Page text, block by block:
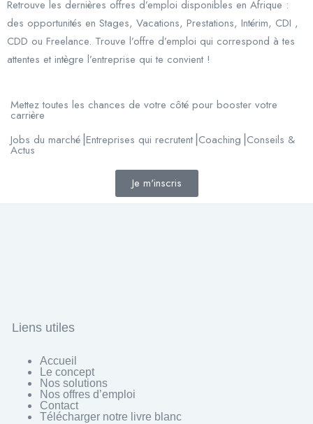
Retrouve les dernières offres d’emploi disponibles en Afrique :
des opportunités en Stages, Vacations, Prestations, Intérim, CDI ,
CDD ou Freelance. Trouve l’offre d’emploi qui correspond à tes
attentes et intègre l’entreprise qui te convient !
Mettez toutes les chances de votre côté pour booster votre
carrière
Jobs du marché⎟Entreprises qui recrutent⎟Coaching⎟Conseils &
Actus
Je m'inscris
Liens utiles
Accueil
Le concept
Nos solutions
Nos offres d’emploi
Contact
Télécharger notre livre blanc